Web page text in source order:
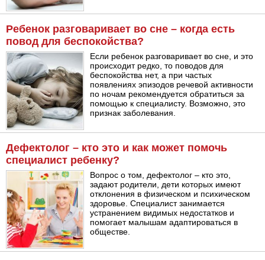
Ребенок разговаривает во сне – когда есть
повод для беспокойства?
Если ребенок разговаривает во сне, и это
происходит редко, то поводов для
беспокойства нет, а при частых
появлениях эпизодов речевой активности
по ночам рекомендуется обратиться за
помощью к специалисту. Возможно, это
признак заболевания.
Дефектолог – кто это и как может помочь
специалист ребенку?
Вопрос о том, дефектолог – кто это,
задают родители, дети которых имеют
отклонения в физическом и психическом
здоровье. Специалист занимается
устранением видимых недостатков и
помогает малышам адаптироваться в
обществе.